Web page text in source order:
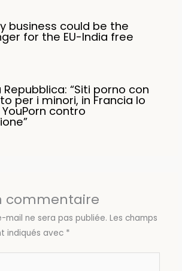
business could be the
for the EU-India free
Repubblica: “Siti porno con
per i minori, in Francia lo
contro
commentaire
mail ne sera pas publiée. Les champs
indiqués avec *